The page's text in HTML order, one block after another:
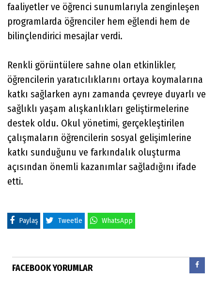
faaliyetler ve öğrenci sunumlarıyla zenginleşen
programlarda öğrenciler hem eğlendi hem de
bilinçlendirici mesajlar verdi.
Renkli görüntülere sahne olan etkinlikler,
öğrencilerin yaratıcılıklarını ortaya koymalarına
katkı sağlarken aynı zamanda çevreye duyarlı ve
sağlıklı yaşam alışkanlıkları geliştirmelerine
destek oldu. Okul yönetimi, gerçekleştirilen
çalışmaların öğrencilerin sosyal gelişimlerine
katkı sunduğunu ve farkındalık oluşturma
açısından önemli kazanımlar sağladığını ifade
etti.
Paylaş Tweetle WhatsApp
FACEBOOK YORUMLAR